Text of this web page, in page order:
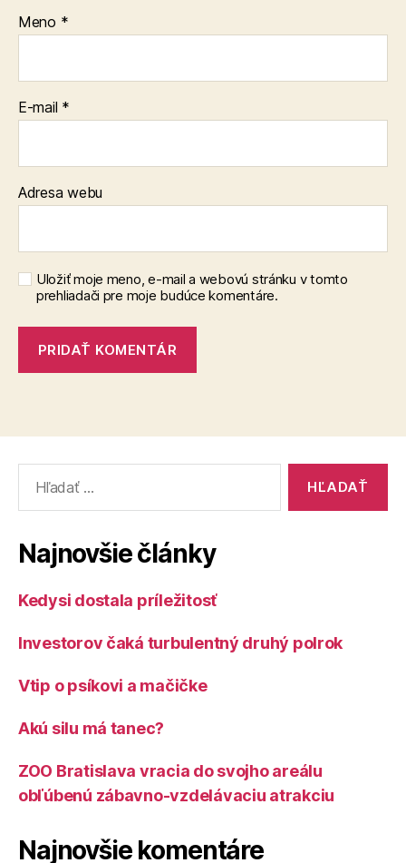
Meno *
E-mail *
Adresa webu
Uložiť moje meno, e-mail a webovú stránku v tomto
prehliadači pre moje budúce komentáre.
Najnovšie články
Kedysi dostala príležitosť
Investorov čaká turbulentný druhý polrok
Vtip o psíkovi a mačičke
Akú silu má tanec?
ZOO Bratislava vracia do svojho areálu
obľúbenú zábavno-vzdelávaciu atrakciu
Najnovšie komentáre